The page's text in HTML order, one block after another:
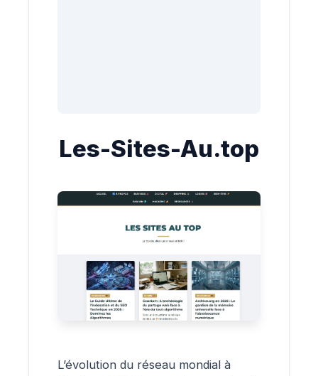
Les-Sites-Au.top
L’évolution du réseau mondial à